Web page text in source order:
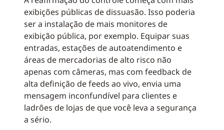
exibições públicas de dissuasão. Isso poderia
ser a instalação de mais monitores de
exibição pública, por exemplo. Equipar suas
entradas, estações de autoatendimento e
áreas de mercadorias de alto risco não
apenas com câmeras, mas com feedback de
alta definição de feeds ao vivo, envia uma
mensagem inconfundível para clientes e
ladrões de lojas de que você leva a segurança
a sério.